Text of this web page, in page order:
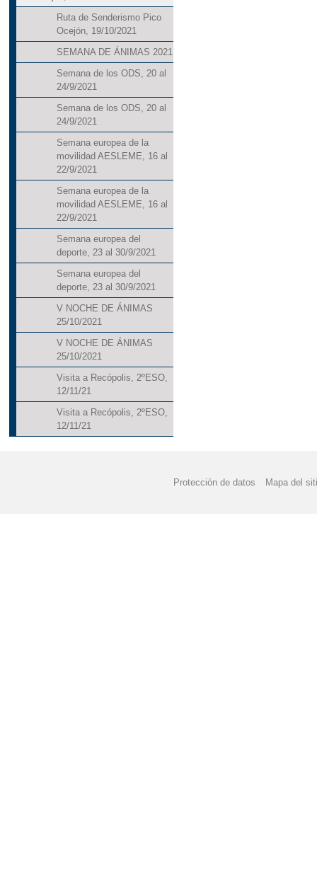
Ruta de Senderismo Pico
Ocejón, 19/10/2021
SEMANA DE ÁNIMAS 2021
Semana de los ODS, 20 al
24/9/2021
Semana de los ODS, 20 al
24/9/2021
Semana europea de la
movilidad AESLEME, 16 al
22/9/2021
Semana europea de la
movilidad AESLEME, 16 al
22/9/2021
Semana europea del
deporte, 23 al 30/9/2021
Semana europea del
deporte, 23 al 30/9/2021
V NOCHE DE ÁNIMAS
25/10/2021
V NOCHE DE ÁNIMAS
25/10/2021
Visita a Recópolis, 2ºESO,
12/11/21
Visita a Recópolis, 2ºESO,
12/11/21
Protección de datos Mapa del